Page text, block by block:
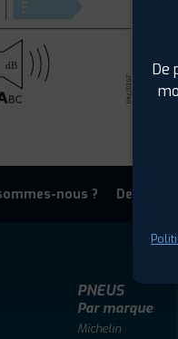
nous ? Devenir
PNEUS
Par marque
Michelin
De